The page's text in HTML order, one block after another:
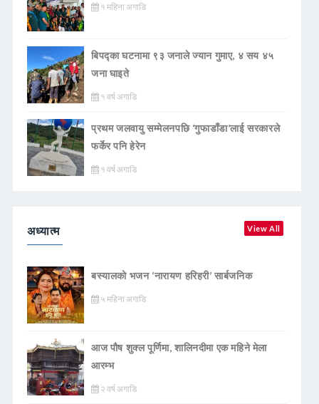
१ महिना अगाडि
बिपद्का घटनामा ९३ जनाले ज्यान गुमाए, ४ सय ४५
जना घाइते
१ वर्ष अगाडि
प्रथम जलवायु सम्मेलनपछि ‘गुफाडाँडा’लाई सरकारले
फर्केर पनि हेरेन
१ वर्ष अगाडि
अध्यात्म View All
बस्यालको भजन ‘नारायण हरिहरी’ सार्बजनिक
५ महिना अगाडि
आज पौष शुक्ल पूर्णिमा, शालिनदीमा एक महिने मेला
आरम्भ
२ वर्ष अगाडि